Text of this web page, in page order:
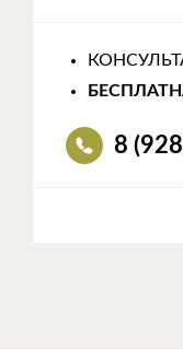
8